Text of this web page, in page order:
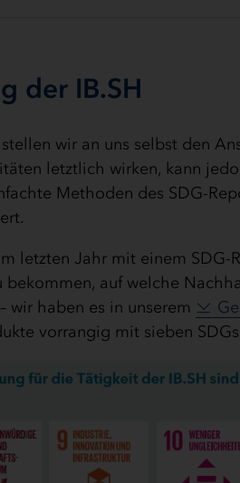
der IB.SH
wir an uns selbst den
letztlich wirken, kann
Methoden des SDG-
letzten Jahr mit einem
bekommen, auf welche
wir haben es in unserem
vorrangig mit sieben